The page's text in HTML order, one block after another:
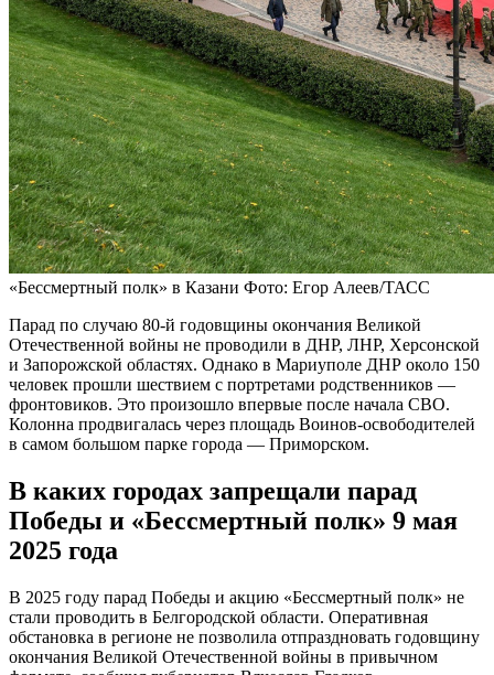
«Бессмертный полк» в Казани Фото: Егор Алеев/ТАСС
Парад по случаю 80-й годовщины окончания Великой
Отечественной войны не проводили в ДНР, ЛНР, Херсонской
и Запорожской областях. Однако в Мариуполе ДНР около 150
человек прошли шествием с портретами родственников —
фронтовиков. Это произошло впервые после начала СВО.
Колонна продвигалась через площадь Воинов-освободителей
в самом большом парке города — Приморском.
В каких городах запрещали парад
Победы и «Бессмертный полк» 9 мая
2025 года
В 2025 году парад Победы и акцию «Бессмертный полк» не
стали проводить в Белгородской области. Оперативная
обстановка в регионе не позволила отпраздновать годовщину
окончания Великой Отечественной войны в привычном